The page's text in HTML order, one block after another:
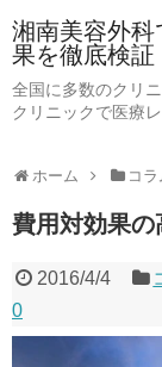
湘南美容外
果を徹底検証
全国に多数のクリ
クリニックで医療
ホーム コラ
費用対効果
2016/4/4
0